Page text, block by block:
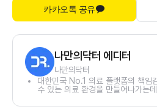
카카오톡 공유
나만의닥터 에디터
나만의닥터
대한민국 No.1 의료 플랫폼의 책임
수 있는 의료 환경을 만들어나가는